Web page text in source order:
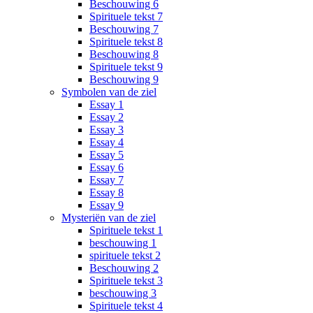
Beschouwing 6
Spirituele tekst 7
Beschouwing 7
Spirituele tekst 8
Beschouwing 8
Spirituele tekst 9
Beschouwing 9
Symbolen van de ziel
Essay 1
Essay 2
Essay 3
Essay 4
Essay 5
Essay 6
Essay 7
Essay 8
Essay 9
Mysteriën van de ziel
Spirituele tekst 1
beschouwing 1
spirituele tekst 2
Beschouwing 2
Spirituele tekst 3
beschouwing 3
Spirituele tekst 4